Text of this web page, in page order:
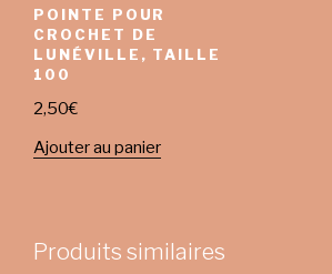
POINTE POUR
CROCHET DE
LUNÉVILLE, TAILLE
100
2,50€
Ajouter au panier
Produits similaires